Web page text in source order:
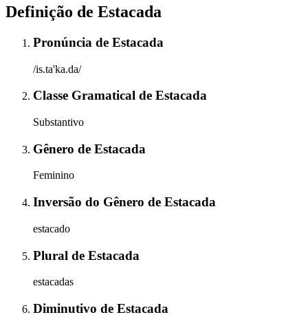
Definição de Estacada
Pronúncia de Estacada
/is.ta'ka.da/
Classe Gramatical de Estacada
Substantivo
Gênero de Estacada
Feminino
Inversão do Gênero de Estacada
estacado
Plural de Estacada
estacadas
Diminutivo de Estacada